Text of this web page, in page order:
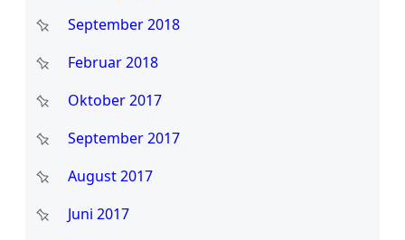
September 2018
Februar 2018
Oktober 2017
September 2017
August 2017
Juni 2017